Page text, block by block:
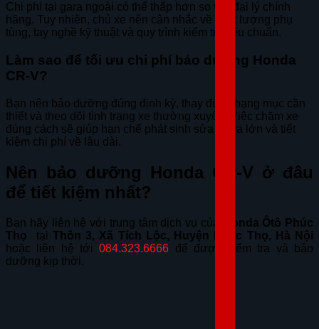
Chi phí tại gara ngoài có thể thấp hơn so với đại lý chính
hãng. Tuy nhiên, chủ xe nên cân nhắc về chất lượng phụ
tùng, tay nghề kỹ thuật và quy trình kiểm tra tiêu chuẩn.
Làm sao để tối ưu chi phí bảo dưỡng Honda
CR-V?
Bạn nên bảo dưỡng đúng định kỳ, thay đúng hạng mục cần
thiết và theo dõi tình trạng xe thường xuyên. Việc chăm xe
đúng cách sẽ giúp hạn chế phát sinh sửa chữa lớn và tiết
kiệm chi phí về lâu dài.
Nên bảo dưỡng Honda CR-V ở đâu
để tiết kiệm nhất?
Bạn hãy liên hệ với trung tâm dịch vụ của
Honda Ôtô Phúc
Thọ tại Thôn 3, Xã Tích Lộc, Huyện Phúc Thọ, Hà Nội
hoặc liên hệ tới084.323.6666 để được kiểm tra và bảo
dưỡng kịp thời.